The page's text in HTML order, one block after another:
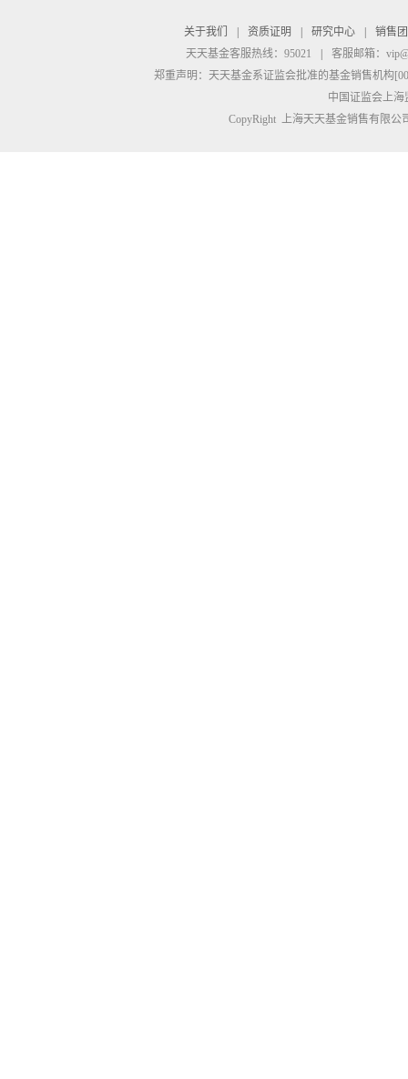
关于我们 资质证明 研究中心
销售
天天基金客服热线：95021
客服邮箱：
郑重声明： 天天基金系证监会批准的基金销售机构
中国证监会上
CopyRight 上海天天基金销售有限